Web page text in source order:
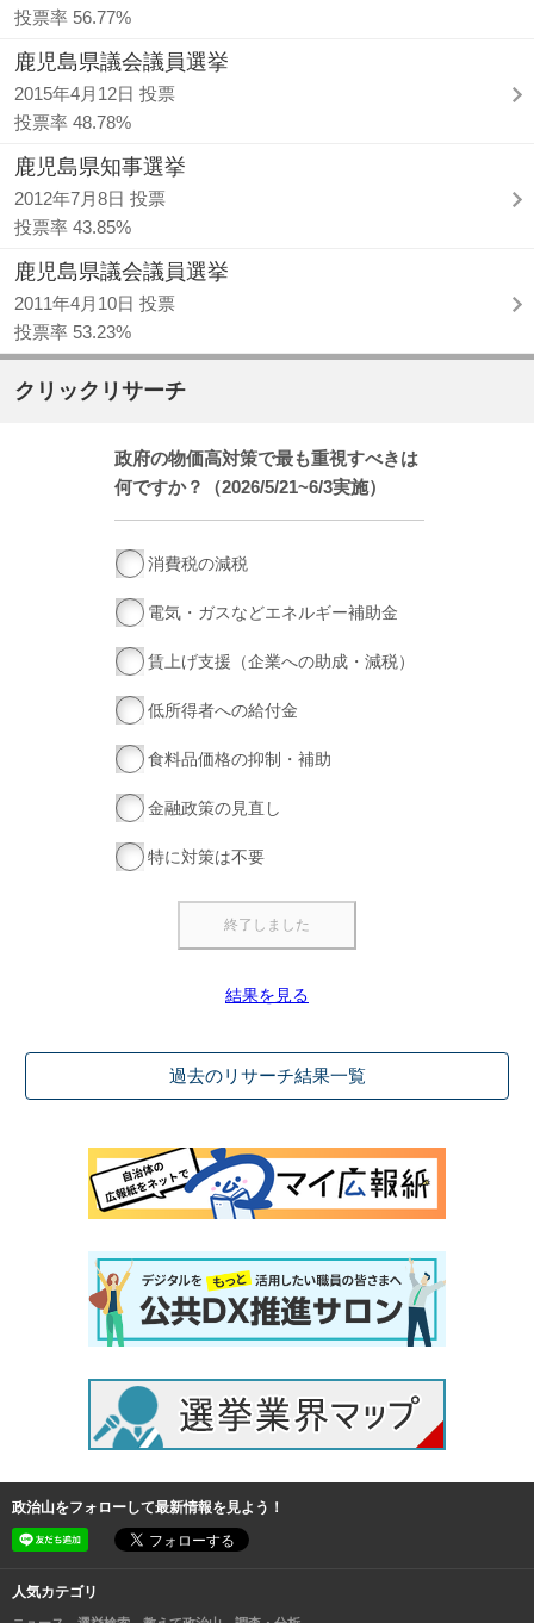
投票率 56.77%
鹿児島県議会議員選挙
2015年4月12日 投票
投票率 48.78%
鹿児島県知事選挙
2012年7月8日 投票
投票率 43.85%
鹿児島県議会議員選挙
2011年4月10日 投票
投票率 53.23%
クリックリサーチ
政府の物価高対策で最も重視すべきは
何ですか？（2026/5/21~6/3実施）
消費税の減税
電気・ガスなどエネルギー補助金
賃上げ支援（企業への助成・減税）
低所得者への給付金
食料品価格の抑制・補助
金融政策の見直し
特に対策は不要
結果を見る
過去のリサーチ結果一覧
政治山をフォローして最新情報を見よう！
人気カテゴリ